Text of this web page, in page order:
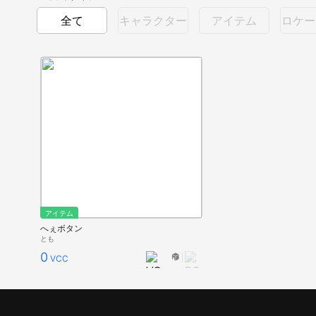
全て キャラクター アイテム ロケ
アイテム
へぇボタン
とも
0 VCC